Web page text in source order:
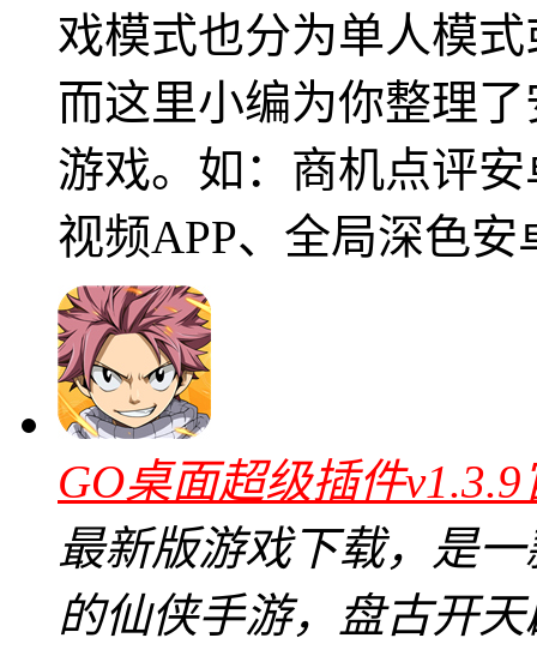
戏模式也分为单人模
而这里小编为你整理
游戏。如：商机点评
视频APP、全局深色安
GO桌面超级插件
最新版游戏下载，是
的仙侠手游，盘古开